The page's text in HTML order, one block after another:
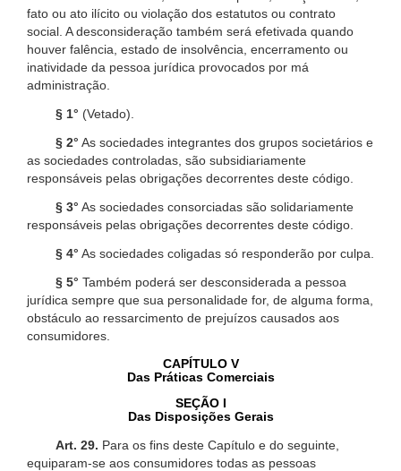
fato ou ato ilícito ou violação dos estatutos ou contrato
social. A desconsideração também será efetivada quando
houver falência, estado de insolvência, encerramento ou
inatividade da pessoa jurídica provocados por má
administração.
§ 1° (Vetado).
§ 2° As sociedades integrantes dos grupos societários e
as sociedades controladas, são subsidiariamente
responsáveis pelas obrigações decorrentes deste código.
§ 3° As sociedades consorciadas são solidariamente
responsáveis pelas obrigações decorrentes deste código.
§ 4° As sociedades coligadas só responderão por culpa.
§ 5° Também poderá ser desconsiderada a pessoa
jurídica sempre que sua personalidade for, de alguma forma,
obstáculo ao ressarcimento de prejuízos causados aos
consumidores.
CAPÍTULO V
Das Práticas Comerciais
SEÇÃO I
Das Disposições Gerais
Art. 29. Para os fins deste Capítulo e do seguinte,
equiparam-se aos consumidores todas as pessoas